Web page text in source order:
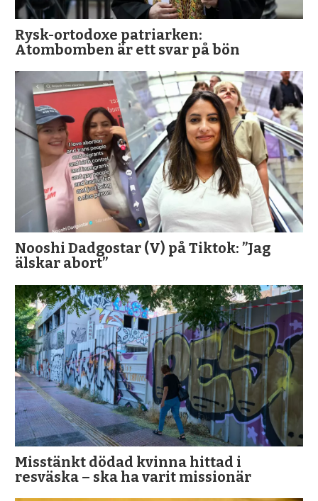
Rysk-ortodoxe patriarken:
Atombomben är ett svar på bön
Nooshi Dadgostar (V) på Tiktok: ”Jag
älskar abort”
Misstänkt dödad kvinna hittad i
resväska – ska ha varit missionär